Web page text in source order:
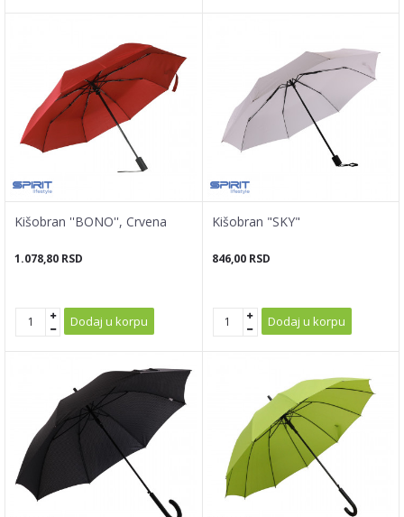
Kišobran ''BONO'', Crvena
1.078,80 RSD
Dodaj u korpu
Kišobran "SKY"
846,00 RSD
Dodaj u korpu